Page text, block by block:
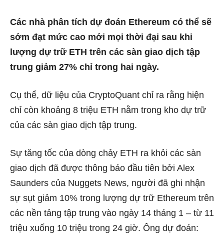
Các nhà phân tích dự đoán Ethereum có thể sẽ
sớm đạt mức cao mới mọi thời đại sau khi
lượng dự trữ ETH trên các sàn giao dịch tập
trung giảm 27% chỉ trong hai ngày.
Cụ thể, dữ liệu của CryptoQuant chỉ ra rằng hiện
chỉ còn khoảng 8 triệu ETH nằm trong kho dự trữ
của các sàn giao dịch tập trung.
Sự tăng tốc của dòng chảy ETH ra khỏi các sàn
giao dịch đã được thông báo đầu tiên bởi Alex
Saunders của Nuggets News, người đã ghi nhận
sự sụt giảm 10% trong lượng dự trữ Ethereum trên
các nền tảng tập trung vào ngày 14 tháng 1 – từ 11
triệu xuống 10 triệu trong 24 giờ. Ông dự đoán: